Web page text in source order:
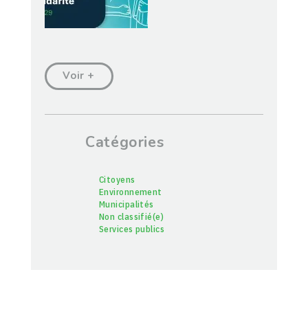
Voir +
Catégories
Citoyens
Environnement
Municipalités
Non classifié(e)
Services publics